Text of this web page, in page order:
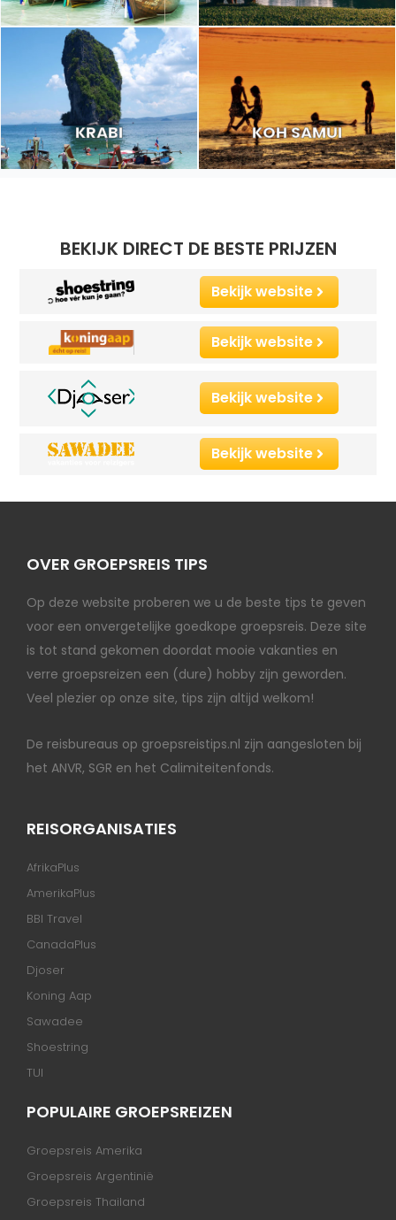
KRABI KOH SAMUI
BEKIJK DIRECT DE BESTE PRIJZEN
Bekijk website
Bekijk website
Bekijk website
Bekijk website
OVER GROEPSREIS TIPS
Op deze website proberen we u de beste tips te geven
voor een onvergetelijke goedkope groepsreis. Deze site
is tot stand gekomen doordat mooie vakanties en
verre groepsreizen een (dure) hobby zijn geworden.
Veel plezier op onze site, tips zijn altijd welkom!
De reisbureaus op groepsreistips.nl zijn aangesloten bij
het ANVR, SGR en het Calimiteitenfonds.
REISORGANISATIES
AfrikaPlus
AmerikaPlus
BBI Travel
CanadaPlus
Djoser
Koning Aap
Sawadee
Shoestring
TUI
POPULAIRE GROEPSREIZEN
Groepsreis Amerika
Groepsreis Argentinië
Groepsreis Thailand